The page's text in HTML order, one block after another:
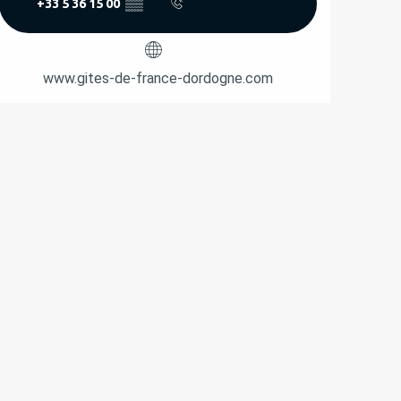
+33 5 36 15 00 ▒▒
www.gites-de-france-dordogne.com